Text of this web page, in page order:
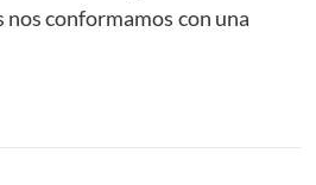
conformamos con una